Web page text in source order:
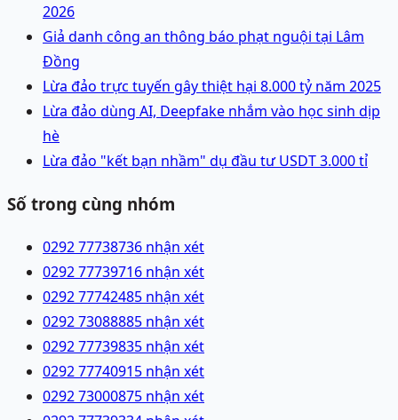
2026
Giả danh công an thông báo phạt nguội tại Lâm
Đồng
Lừa đảo trực tuyến gây thiệt hại 8.000 tỷ năm 2025
Lừa đảo dùng AI, Deepfake nhắm vào học sinh dịp
hè
Lừa đảo "kết bạn nhầm" dụ đầu tư USDT 3.000 tỉ
Số trong cùng nhóm
0292 77738736 nhận xét
0292 77739716 nhận xét
0292 77742485 nhận xét
0292 73088885 nhận xét
0292 77739835 nhận xét
0292 77740915 nhận xét
0292 73000875 nhận xét